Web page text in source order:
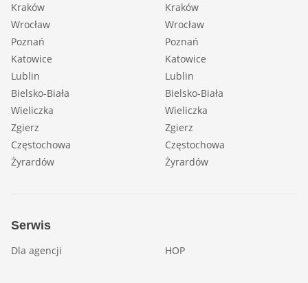
Kraków
Wrocław
Poznań
Katowice
Lublin
Bielsko-Biała
Wieliczka
Zgierz
Częstochowa
Żyrardów
Kraków
Wrocław
Poznań
Katowice
Lublin
Bielsko-Biała
Wieliczka
Zgierz
Częstochowa
Żyrardów
Serwis
Dla agencji HOP